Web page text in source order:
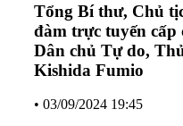
Tổng Bí thư, Chủ
đàm trực tuyến
Dân chủ Tự do,
Kishida Fumio
• 03/09/2024 19:45